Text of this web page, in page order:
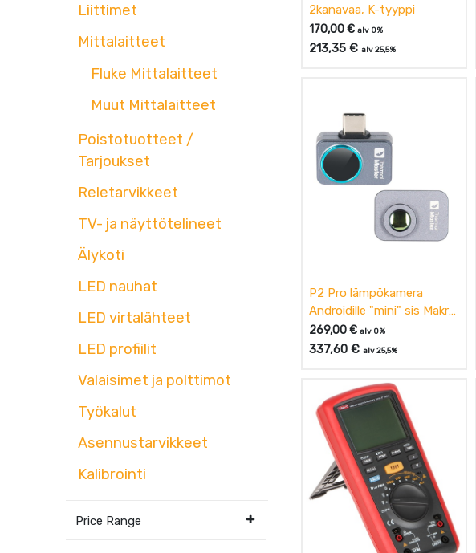
Liittimet
Mittalaitteet
Fluke Mittalaitteet
Muut Mittalaitteet
Poistotuotteet /
Tarjoukset
Reletarvikkeet
TV- ja näyttötelineet
Älykoti
LED nauhat
LED virtalähteet
LED profiilit
Valaisimet ja polttimot
Työkalut
Asennustarvikkeet
Kalibrointi
Price Range
2kanavaa, K-tyyppi
170,00€ alv 0%
213,35€ alv 25,5%
P2 Pro lämpökamera
Androidille "mini" sis Makro
objektiivi, InfiRay/Thermal
Master
269,00€ alv 0%
337,60€ alv 25,5%